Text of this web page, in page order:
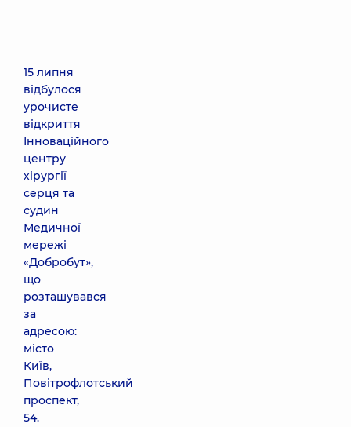
15 липня
відбулося
урочисте
відкриття
Інноваційного
центру
хірургії
серця та
судин
Медичної
мережі
«Добробут»,
що
розташувався
за
адресою:
місто
Київ,
Повітрофлотський
проспект,
54.